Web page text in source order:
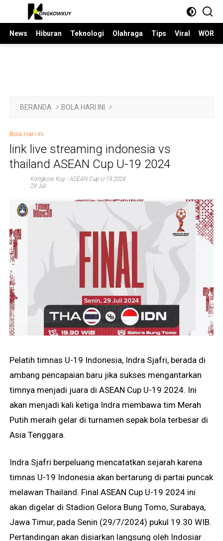
Langsung
News
Hiburan Teknologi Olahraga Tips Viral
BERANDA BOLA HARI INI
Bola Hari Ini
link live streaming indonesia vs
thailand ASEAN Cup U-19 2024
Kongkow Kuy -ASEAN Cup U-19 2024
29 Juli
Pelatih timnas U-19 Indonesia, Indra Sjafri, berada di
ambang pencapaian baru jika sukses mengantarkan
timnya menjadi juara di ASEAN Cup U-19 2024. Ini
akan menjadi kali ketiga Indra membawa tim Merah
Putih meraih gelar di turnamen sepak bola terbesar di
Asia Tenggara.
Indra Sjafri berpeluang mencatatkan sejarah karena
timnas U-19 Indonesia akan bertarung di partai puncak
melawan Thailand. Final ASEAN Cup U-19 2024 ini
akan digelar di Stadion Gelora Bung Tomo, Surabaya,
Jawa Timur, pada Senin (29/7/2024) pukul 19.30 WIB.
Pertandingan akan disiarkan langsung oleh Indosiar